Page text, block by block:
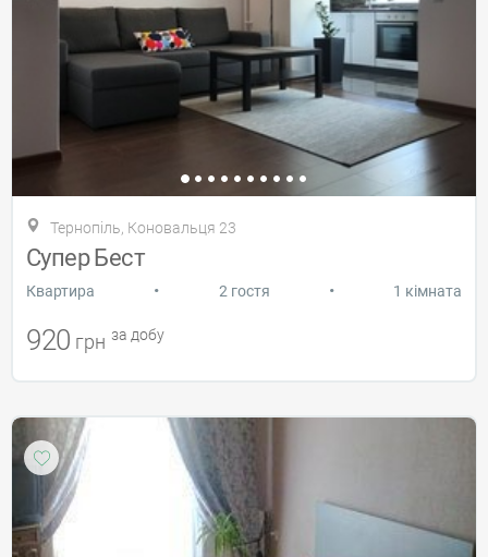
Тернопіль, Коновальця 23
Супер Бест
Квартира • 2 гостя • 1 кімната
920 грн за добу